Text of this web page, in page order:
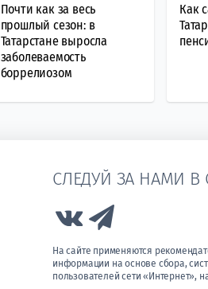
Почти как за весь
прошлый сезон: в
Татарстане выросла
заболеваемость
боррелиозом
Как
СЛЕДУЙ ЗА НАМИ В
Link to Vk
На сайте применяются
информации на основе сбора,
пользователей сети «Интернет»,